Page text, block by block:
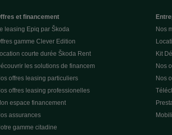
et financement
leasing Epiq par Škoda
gamme Clever Edition
courte durée Škoda Rent
les solutions de financem
offres leasing particuliers
offres leasing professionelles
espace financement
assurances
gamme citadine
Nos
Kit
Nos
Nos